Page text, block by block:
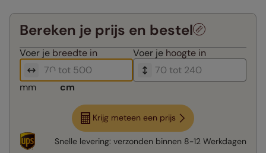
Bereken je prijs en bestel
Voer je breedte in Voer je hoogte in
mm cm
Krijg meteen een prijs
Snelle levering: verzonden binnen 8-12 Werkdagen